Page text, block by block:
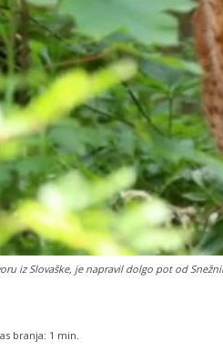
iz Slovaške, je napravil dolgo pot od
branja: 1 min.